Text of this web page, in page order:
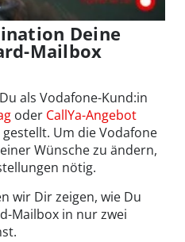
Deine
Mailbox
als Vodafone-Kund:in
oder CallYa-Angebot
Um die Vodafone
Wünsche zu ändern,
nötig.
wir Dir zeigen, wie Du
Mailbox in nur zwei